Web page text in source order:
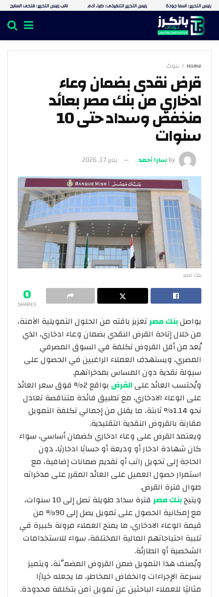
Home بنوك
قرض نقدى بضمان وعاء
ادخاري من بنك مصر بعائد
منخفض وسداد حتى 10
سنوات
byسارا أحمد يناير 17, 2026
بنك مصر
0
SHARES
يواصلبنك مصرتعزيز باقته من الحلول التمويلية الآمنة،
من خلال إتاحة القرض النقدي بضمان وعاء ادخاري، الذي
يُعد من أقل القروض تكلفة في السوق المصرفي
المصري، ويستهدف العملاء الراغبين في الحصول على
سيولة نقدية دون المساس بمدخراتهم.
ويُحتسب العائد علىالقرض
بواقع 2% فوق سعر العائد
على الوعاء الادخاري، مع تطبيق فائدة متناقصة تعادل
نحو 1.14% ثابتة، ما يقلل من إجمالي تكلفة التمويل
مقارنة بالقروض النقدية التقليدية.
ويعتمد القرض على وعاء ادخاري كضمان أساسي، سواء
كان شهادة ادخار أو وديعة أو حسابًا ادخاريًا، دون
الحاجة إلى تحويل راتب أو تقديم ضمانات إضافية، مع
استمرار حصول العميل على العائد المقرر على مدخراته
طوال فترة القرض.
ويتيحبنك مصر
فترة سداد طويلة تصل إلى 10 سنوات،
مع إمكانية الحصول على تمويل يصل إلى 90% من
قيمة الوعاء الادخاري، ما يمنح العملاء مرونة كبيرة في
تلبية احتياجاتهم المالية المختلفة، سواء للاستخدامات
الشخصية أو الطارئة.
ويُصنف هذا التمويل ضمن القروض المضمَّنة، ويتميز
بسرعة الإجراءات وانخفاض المخاطر، ما يجعله خيارًا
مثاليًا للعملاء الباحثين عن تمويل آمن بتكلفة محدودة.